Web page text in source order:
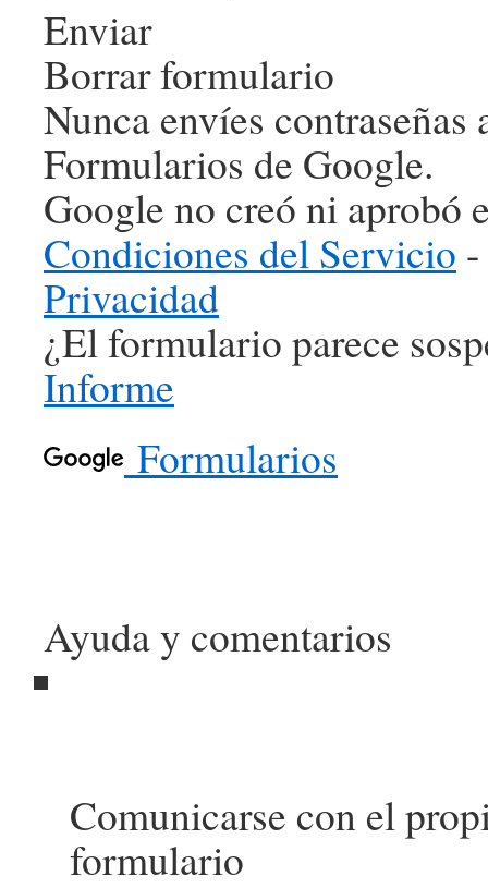
Enviar
Borrar formulario
Nunca envíes contraseñas
Formularios de Google.
Google no creó ni aprobó
Condiciones del Servicio -
Privacidad
¿El formulario parece
Informe
Formularios
Ayuda y comentarios
Comunicarse con el
formulario